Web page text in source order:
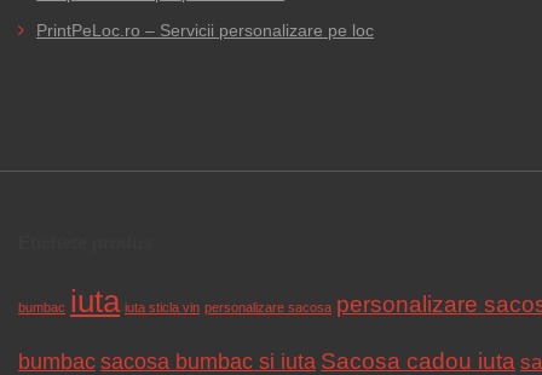
PrintPeLoc.ro – Servicii personalizare pe loc
bumbac iuta iuta sticla vin personalizare sacosa personalizare
bumbac sacosa bumbac si iuta Sacosa cadou iuta